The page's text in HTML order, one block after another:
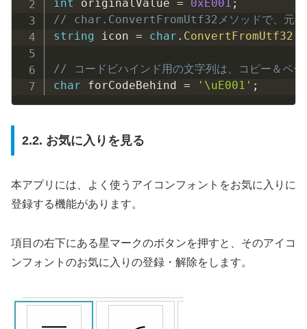
int originalValue = 0xE001 ;
// char.ConvertFromUtf32メソッドで、元の値
string icon = char . ConvertFromUtf32
// コードビハインド用の文字列は、コピー＆ペ
char forCodeBehind = '\uE001' ;
2.2. お気に入りを見る
本アプリには、よく使うアイコンフォントをお気に入りに
登録する機能があります。
項目の右下にある星マークのボタンを押すと、そのアイコ
ンフォントのお気に入りの登録・解除をします。